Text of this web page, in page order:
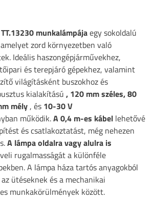
TT.13230 munkalámpájaegy sokoldalú
zord környezetben való
Ideális haszongépjárművekhez,
és terepjáró gépekhez, valamint
világításként buszokhoz és
kialakítású , 120 mm széles, 80
mély, és 10-30 V
működik.A 0,4 m-es kábel lehetővé
és csatlakoztatást, még nehezen
A lámpa oldalra vagy alulra is
rugalmasságát a különféle
A lámpa háza tartós anyagokból
ütéseknek és a mechanikai
munkakörülmények között.